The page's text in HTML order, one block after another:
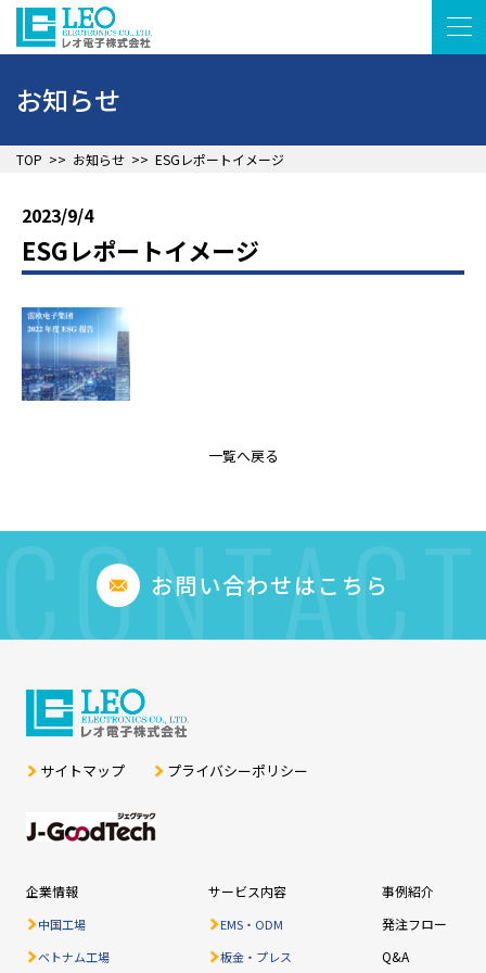
▲
お知らせ
TOP >> お知らせ >> ESGレポートイメージ
2023/9/4
ESGレポートイメージ
一覧へ戻る
お問い合わせはこちら
CONTACT
サイトマップ プライバシーポリシー
企業情報
中国工場
ベトナム工場
サービス内容
EMS・ODM
板金・プレス
事例紹介
発注フロー
Q&A